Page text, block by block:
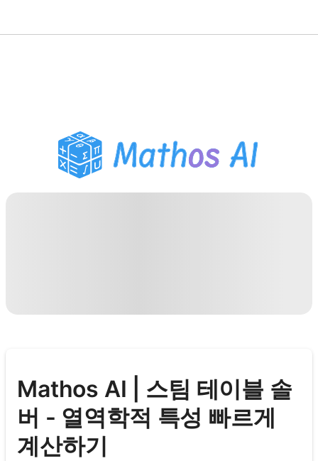
PDF 숙제 도우미
학습 도구
Mathos AI | 스팀 테이블 솔
버 - 열역학적 특성 빠르게
계산하기